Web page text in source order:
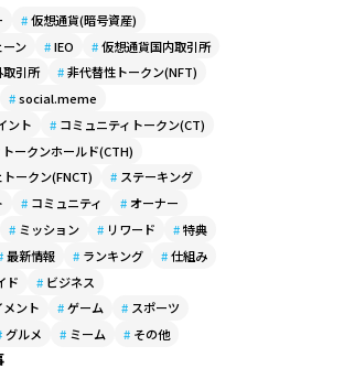
#仮想通貨(暗号資産)
ン #IEO #仮想通貨国内取引所
引所 #非代替性トークン(NFT)
#social.meme
ント # コミュニティトークン(CT)
ークンホールド(CTH)
ークン(FNCT) # ステーキング
# コミュニティ # オーナー
# ミッション # リワード #特典
最新情報 # ランキング #仕組み
ド # ビジネス
ント #ゲーム # スポーツ
グルメ # ミーム # その他